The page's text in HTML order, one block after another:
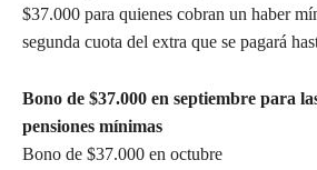
$37.000 para quienes cobran un haber
segunda cuota del extra que se pagará
Bono de $37.000 en septiembre para
pensiones mínimas
Bono de $37.000 en octubre